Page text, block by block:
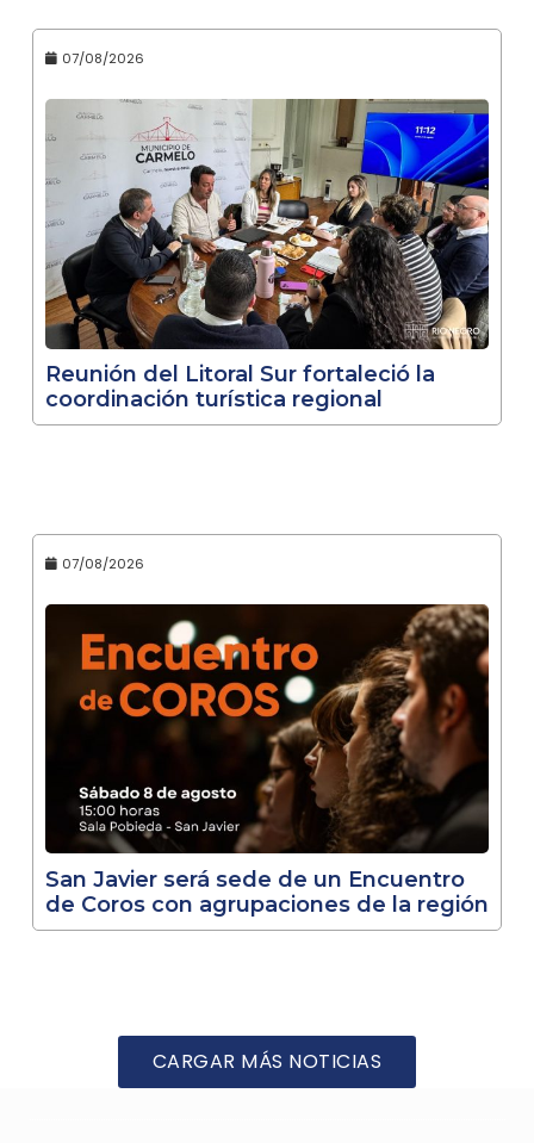
07/08/2026
Reunión del Litoral Sur fortaleció la
coordinación turística regional
07/08/2026
San Javier será sede de un Encuentro
de Coros con agrupaciones de la región
CARGAR MÁS NOTICIAS